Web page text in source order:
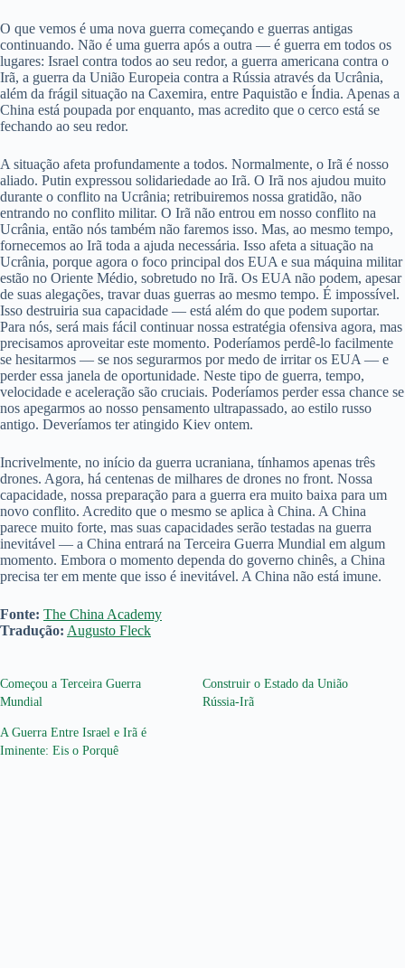
O que vemos é uma nova guerra começando e guerras antigas
continuando. Não é uma guerra após a outra — é guerra em todos os
lugares: Israel contra todos ao seu redor, a guerra americana contra o
Irã, a guerra da União Europeia contra a Rússia através da Ucrânia,
além da frágil situação na Caxemira, entre Paquistão e Índia. Apenas a
China está poupada por enquanto, mas acredito que o cerco está se
fechando ao seu redor.
A situação afeta profundamente a todos. Normalmente, o Irã é nosso
aliado. Putin expressou solidariedade ao Irã. O Irã nos ajudou muito
durante o conflito na Ucrânia; retribuiremos nossa gratidão, não
entrando no conflito militar. O Irã não entrou em nosso conflito na
Ucrânia, então nós também não faremos isso. Mas, ao mesmo tempo,
fornecemos ao Irã toda a ajuda necessária. Isso afeta a situação na
Ucrânia, porque agora o foco principal dos EUA e sua máquina militar
estão no Oriente Médio, sobretudo no Irã. Os EUA não podem, apesar
de suas alegações, travar duas guerras ao mesmo tempo. É impossível.
Isso destruiria sua capacidade — está além do que podem suportar.
Para nós, será mais fácil continuar nossa estratégia ofensiva agora, mas
precisamos aproveitar este momento. Poderíamos perdê-lo facilmente
se hesitarmos — se nos segurarmos por medo de irritar os EUA — e
perder essa janela de oportunidade. Neste tipo de guerra, tempo,
velocidade e aceleração são cruciais. Poderíamos perder essa chance se
nos apegarmos ao nosso pensamento ultrapassado, ao estilo russo
antigo. Deveríamos ter atingido Kiev ontem.
Incrivelmente, no início da guerra ucraniana, tínhamos apenas três
drones. Agora, há centenas de milhares de drones no front. Nossa
capacidade, nossa preparação para a guerra era muito baixa para um
novo conflito. Acredito que o mesmo se aplica à China. A China
parece muito forte, mas suas capacidades serão testadas na guerra
inevitável — a China entrará na Terceira Guerra Mundial em algum
momento. Embora o momento dependa do governo chinês, a China
precisa ter em mente que isso é inevitável. A China não está imune.
Fonte: The China Academy
Tradução: Augusto Fleck
Começou a Terceira Guerra
Mundial
Construir o Estado da União
Rússia-Irã
A Guerra Entre Israel e Irã é
Iminente: Eis o Porquê